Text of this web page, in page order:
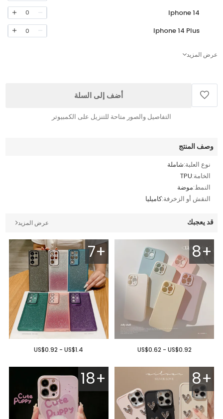
Iphone 14
0
Iphone 14 Plus
0
عرض المزيد
أضف إلى السلة
التفاصيل والصور متاحة للتنزيل على الكمبيوتر
وصف المنتج
نوع العلبة:شاملة
الخامة:TPU
النمط:موضة
النقش أو الزخرفة:كاميليا
قد يعجبك عرض المزيد
8+
US$0.62 - US$0.92
7+
US$0.92 - US$1.4
8+
18+